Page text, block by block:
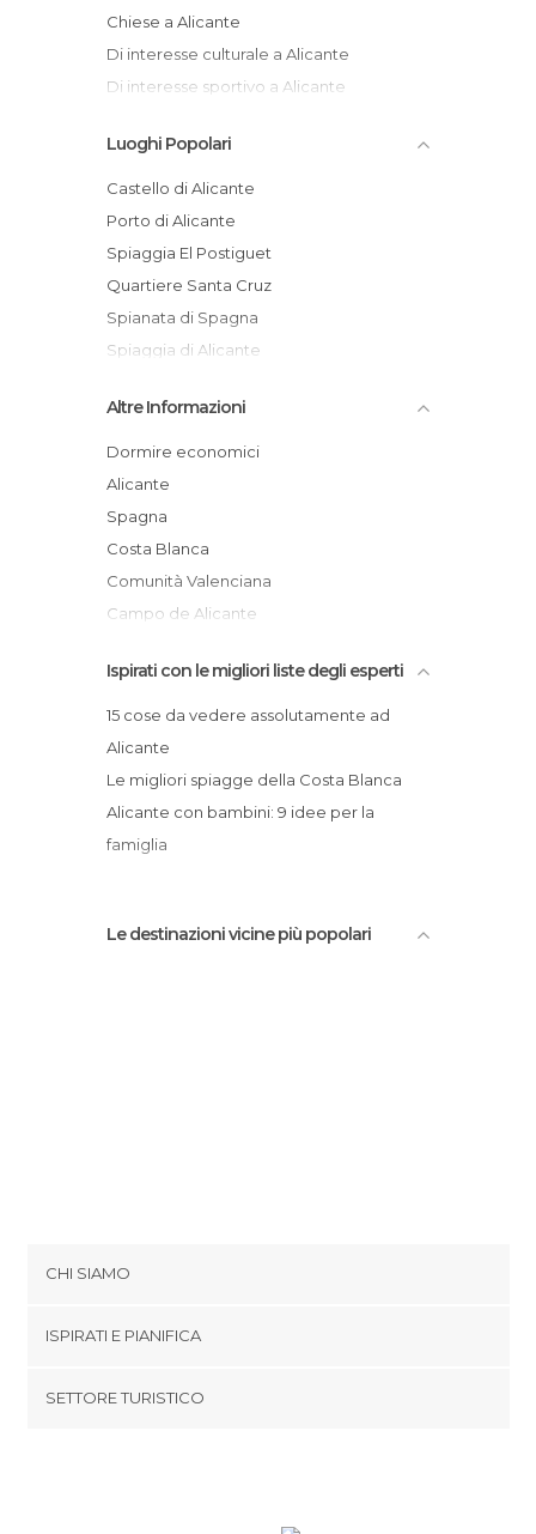
Chiese a Alicante
Di interesse culturale a Alicante
Di interesse sportivo a Alicante
Feste a Alicante
Giardini a Alicante
Informazione Turistica a Alicante
Insenature a Alicante
Mercati a Alicante
Monumenti Storici a Alicante
Musei a Alicante
Piazze a Alicante
Porti a Alicante
Pub a Alicante
Riserve Naturali a Alicante
Sala Concerti a Alicante
Siti Archeologici a Alicante
Statue a Alicante
Luoghi Popolari
Castello di Alicante
Porto di Alicante
Spiaggia El Postiguet
Quartiere Santa Cruz
Spianata di Spagna
Spiaggia di Alicante
Basilica di Santa Maria
Mori e Cristiani
Centro storico di Alicante
Concattedrale di Alicante
Cap las Huertas
Altre Informazioni
Dormire economici
Alicante
Spagna
Costa Blanca
Comunità Valenciana
Campo de Alicante
Ispirati con le migliori liste degli esperti
15 cose da vedere assolutamente ad
Alicante
Le migliori spiagge della Costa Blanca
Alicante con bambini: 9 idee per la
famiglia
Le destinazioni vicine più popolari
CHI SIAMO
Termini e Condizioni
ISPIRATI E PIANIFICA
SETTORE TURISTICO